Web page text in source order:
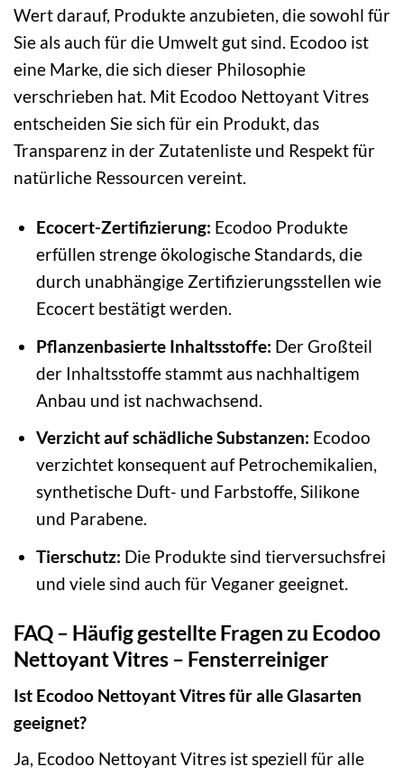
Wert darauf, Produkte anzubieten, die sowohl für
Sie als auch für die Umwelt gut sind. Ecodoo ist
eine Marke, die sich dieser Philosophie
verschrieben hat. Mit Ecodoo Nettoyant Vitres
entscheiden Sie sich für ein Produkt, das
Transparenz in der Zutatenliste und Respekt für
natürliche Ressourcen vereint.
Ecocert-Zertifizierung: Ecodoo Produkte
erfüllen strenge ökologische Standards, die
durch unabhängige Zertifizierungsstellen wie
Ecocert bestätigt werden.
Pflanzenbasierte Inhaltsstoffe: Der Großteil
der Inhaltsstoffe stammt aus nachhaltigem
Anbau und ist nachwachsend.
Verzicht auf schädliche Substanzen: Ecodoo
verzichtet konsequent auf Petrochemikalien,
synthetische Duft- und Farbstoffe, Silikone
und Parabene.
Tierschutz: Die Produkte sind tierversuchsfrei
und viele sind auch für Veganer geeignet.
FAQ – Häufig gestellte Fragen zu Ecodoo
Nettoyant Vitres – Fensterreiniger
Ist Ecodoo Nettoyant Vitres für alle Glasarten
geeignet?
Ja, Ecodoo Nettoyant Vitres ist speziell für alle